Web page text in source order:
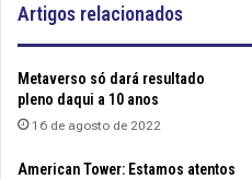
Artigos relacionados
Metaverso só dará resultado
pleno daqui a 10 anos
16 de agosto de 2022
American Tower: Estamos atentos